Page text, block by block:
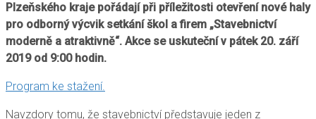
Plzeňského kraje pořádají při příležitosti otevření nové haly
pro odborný výcvik setkání škol a firem „Stavebnictví
moderně a atraktivně“. Akce se uskuteční v pátek 20. září
2019 od 9:00 hodin.
Program ke stažení.
Navzdory tomu, že stavebnictví představuje jeden z